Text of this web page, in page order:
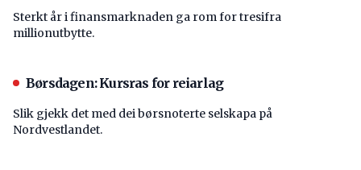
Sterkt år i finansmarknaden ga rom for tresifra
millionutbytte.
Børsdagen: Kursras for reiarlag
Slik gjekk det med dei børsnoterte selskapa på
Nordvestlandet.